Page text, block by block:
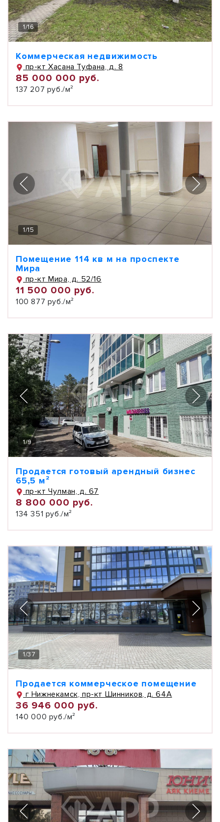
1/16
Коммерческая недвижимость
пр-кт Хасана Туфана, д. 8
85 000 000 руб.
137 207 руб./м²
1/15
Помещение 114 кв м на проспекте
Мира
пр-кт Мира, д. 52/16
11 500 000 руб.
100 877 руб./м²
1/9
Продается готовый арендный бизнес
65,5 м²
пр-кт Чулман, д. 67
8 800 000 руб.
134 351 руб./м²
1/37
Продается коммерческое помещение
г Нижнекамск, пр-кт Шинников, д. 64А
36 946 000 руб.
140 000 руб./м²